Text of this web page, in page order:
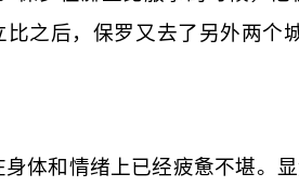
比之后，保罗又去了另外两个
体和情绪上已经疲惫不堪。